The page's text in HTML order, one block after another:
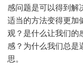
感问题是可以得到解
适当的方法变得更加
观？是什么让我们的
感？为什么我们总是
思。